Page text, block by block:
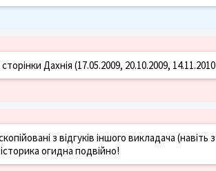
Дахнія (17.05.2009, 20.10.2009,
з відгуків іншого викладача
огидна подвійно!